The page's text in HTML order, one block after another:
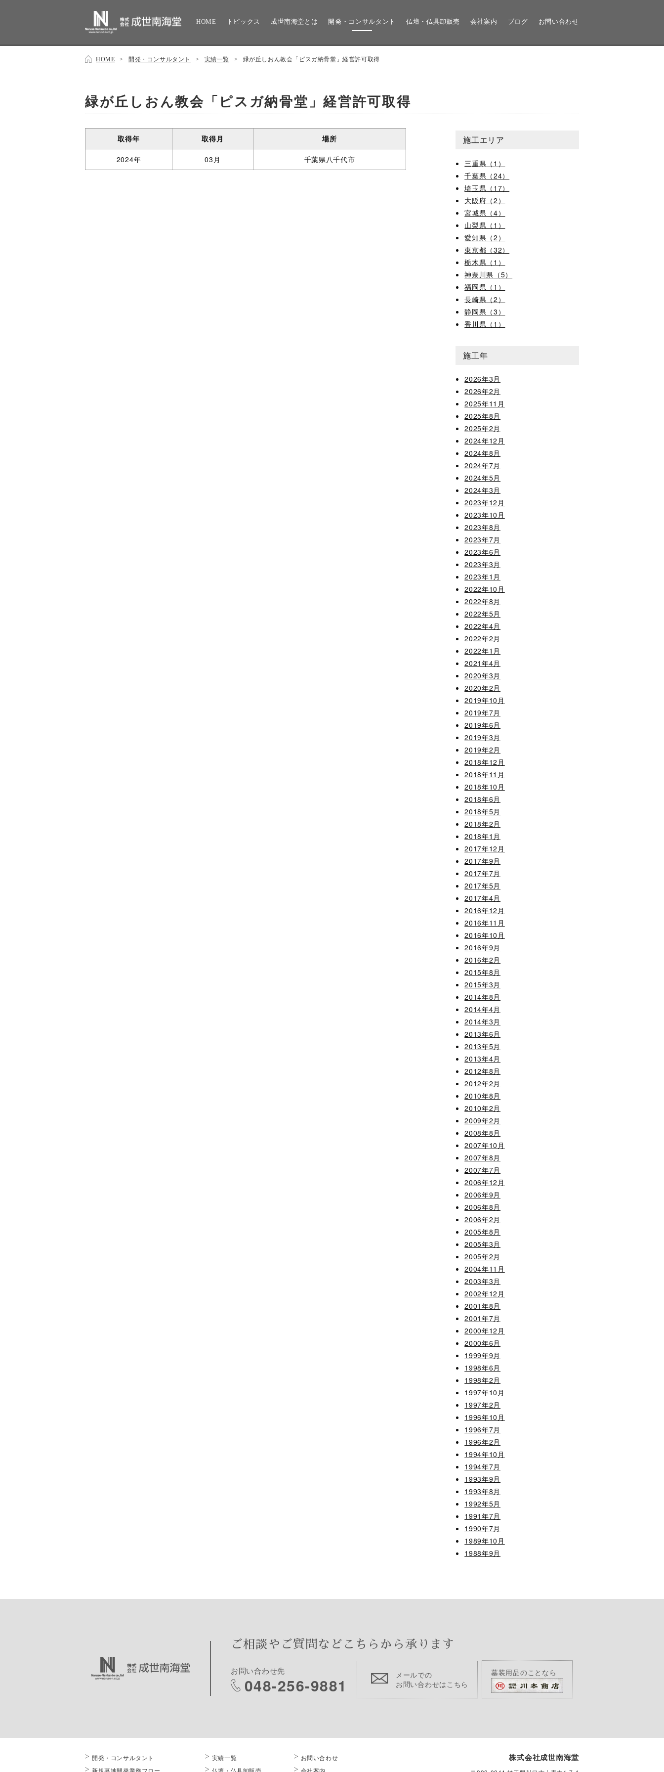
HOME トピックス 成世南海堂とは 開発・コンサルタント 仏壇・仏具卸販売 会社案内 ブログ お問い合わせ
HOME > 開発・コンサルタント > 実績一覧 > 緑が丘しおん教会「ピスガ納骨堂」経営許可取得
緑が丘しおん教会「ピスガ納骨堂」経営許可取得
取得年 取得月 場所
2024年 03月 千葉県八千代市
施工エリア
三重県（1）
千葉県（24）
埼玉県（17）
大阪府（2）
宮城県（4）
山梨県（1）
愛知県（2）
東京都（32）
栃木県（1）
神奈川県（5）
福岡県（1）
長崎県（2）
静岡県（3）
香川県（1）
施工年
2026年3月
2026年2月
2025年11月
2025年8月
2025年2月
2024年12月
2024年8月
2024年7月
2024年5月
2024年3月
2023年12月
2023年10月
2023年8月
2023年7月
2023年6月
2023年3月
2023年1月
2022年10月
2022年8月
2022年5月
2022年4月
2022年2月
2022年1月
2021年4月
2020年3月
2020年2月
2019年10月
2019年7月
2019年6月
2019年3月
2019年2月
2018年12月
2018年11月
2018年10月
2018年6月
2018年5月
2018年2月
2018年1月
2017年12月
2017年9月
2017年7月
2017年5月
2017年4月
2016年12月
2016年11月
2016年10月
2016年9月
2016年2月
2015年8月
2015年3月
2014年8月
2014年4月
2014年3月
2013年6月
2013年5月
2013年4月
2012年8月
2012年2月
2010年8月
2010年2月
2009年2月
2008年8月
2007年10月
2007年8月
2007年7月
2006年12月
2006年9月
2006年8月
2006年2月
2005年8月
2005年3月
2005年2月
2004年11月
2003年3月
2002年12月
2001年8月
2001年7月
2000年12月
2000年6月
1999年9月
1998年6月
1998年2月
1997年10月
1997年2月
1996年10月
1996年7月
1996年2月
1994年10月
1994年7月
1993年9月
1993年8月
1992年5月
1991年7月
1990年7月
1989年10月
1988年9月
ご相談やご質問などこちらから承ります
お問い合わせ先
048-256-9881
メールでの
お問い合わせはこちら
墓装用品のことなら
開発・コンサルタント
新規墓地開発業務フロー
実績一覧
仏壇・仏具卸販売
お問い合わせ
会社案内
株式会社成世南海堂